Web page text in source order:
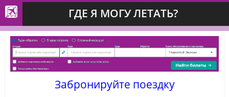
ГДЕ Я МОГУ ЛЕТАТЬ?
Забронируйте поездку